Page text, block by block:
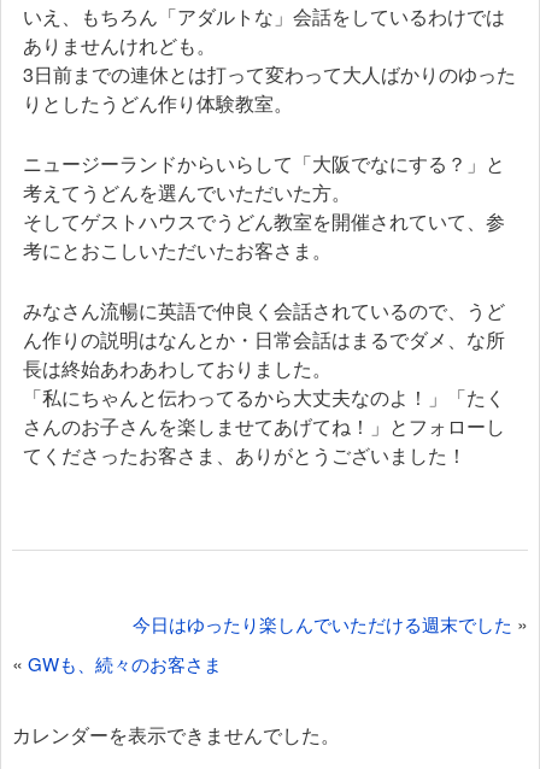
いえ、もちろん「アダルトな」会話をしているわけでは
ありませんけれども。
3日前までの連休とは打って変わって大人ばかりのゆった
りとしたうどん作り体験教室。
ニュージーランドからいらして「大阪でなにする？」と
考えてうどんを選んでいただいた方。
そしてゲストハウスでうどん教室を開催されていて、参
考にとおこしいただいたお客さま。
みなさん流暢に英語で仲良く会話されているので、うど
ん作りの説明はなんとか・日常会話はまるでダメ、な所
長は終始あわあわしておりました。
「私にちゃんと伝わってるから大丈夫なのよ！」「たく
さんのお子さんを楽しませてあげてね！」とフォローし
てくださったお客さま、ありがとうございました！
稿
ビ
今日はゆったり楽しんでいただける週末でした »
« GWも、続々のお客さま
カレンダーを表示できませんでした。